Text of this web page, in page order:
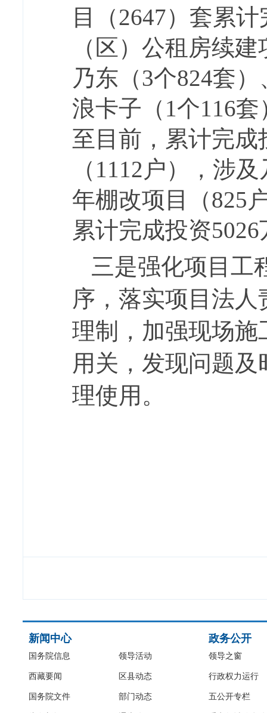
目（2647）套累
（区）公租房续
乃东（3个824套
浪卡子（1个116
至目前，累计完成
（ 1112 户），涉
年棚改项目（825
累计完成投资5026
三是强化项目工
序，落实项目法
理制，加强现场
用关，发现问题
理使用。
新闻中心
国务院信息
西藏要闻
国务院文件
领导活动
区县动态
部门动态
政务公开
领导之窗
行政权力运行
五公开专栏